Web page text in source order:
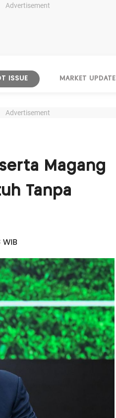
Advertisement
ISSUE MARKET UPDATE
Advertisement
Magang
Tanpa
WIB